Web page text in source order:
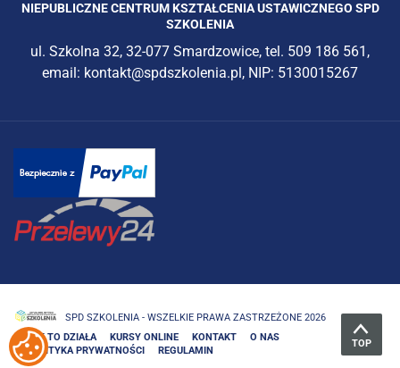
NIEPUBLICZNE CENTRUM KSZTAŁCENIA USTAWICZNEGO SPD
SZKOLENIA
ul. Szkolna 32, 32-077 Smardzowice, tel. 509 186 561,
email: kontakt@spdszkolenia.pl, NIP: 5130015267
TOP
SPD SZKOLENIA - WSZELKIE PRAWA ZASTRZEŻONE 2026
JAK TO DZIAŁA
KURSY ONLINE KONTAKT
O NAS
POLITYKA PRYWATNOŚCI
REGULAMIN
Zmień
preferencje